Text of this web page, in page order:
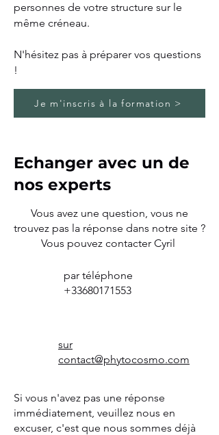
personnes de votre structure sur le
même créneau.
N'hésitez pas à préparer vos questions
!
Je m'inscris à la formation >
Echanger avec un de
nos experts
Vous avez une question, vous ne
trouvez pas la réponse dans notre site ?
Vous pouvez contacter Cyril
par téléphone
+33680171553
sur
contact@phytocosmo.com
Si vous n'avez pas une réponse
immédiatement, veuillez nous en
excuser, c'est que nous sommes déjà